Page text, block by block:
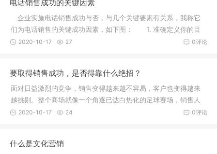
电话销售成功的关键因素
企业实施电话销售成功与否，与几个关键要素有关系，我称它
们为电话销售的关键成功因素，如下图： 1. 准确定义你的目
标客户
0评论
2020-10-17 27
要取得销售成功，是否得靠什么绝招？
面对日益激烈的竞争，销售变得越来越不容易，客户也变得越来
越挑剔。整个商场就像一个角逐已达白热化的足球赛场，销售人
员的”攻
0评论
2020-10-17 24
什么是文化营销